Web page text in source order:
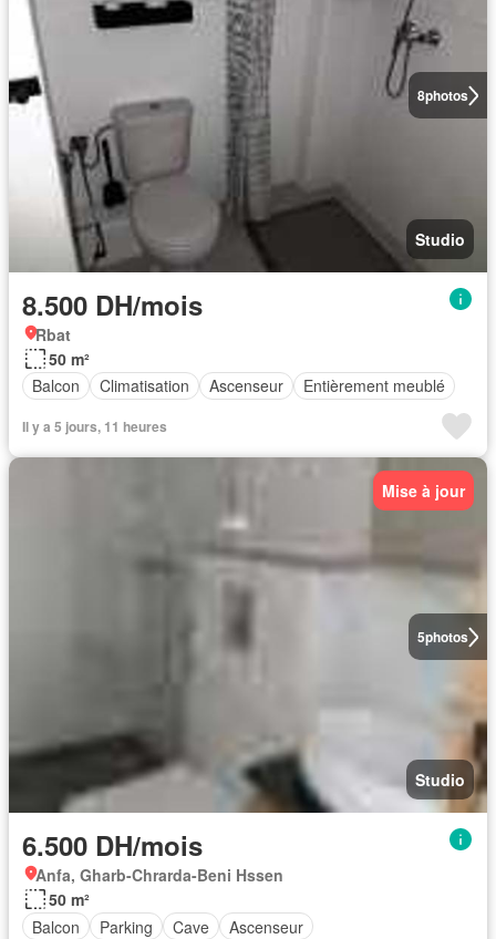
8photos
Studio
8.500 DH/mois
Rbat
50 m²
Balcon
Climatisation Ascenseur Entièrement meublé
Il y a 5 jours, 11 heures
5photos
Mise à jour
Studio
6.500 DH/mois
Anfa, Gharb-Chrarda-Beni Hssen
50 m²
Balcon
Parking Cave Ascenseur